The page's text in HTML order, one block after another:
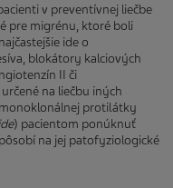
v preventívnej liečbe
pre migrénu, ktoré boli
ide o
blokátory kalciových
II či
na liečbu iných
protilátky
) pacientom ponúknuť
na jej patofyziologické